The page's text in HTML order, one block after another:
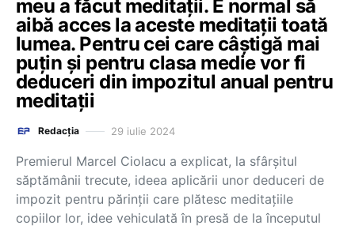
meu a făcut meditații. E normal să
aibă acces la aceste meditații toată
lumea. Pentru cei care câștigă mai
puțin și pentru clasa medie vor fi
deduceri din impozitul anual pentru
meditații
Redacția 29 iulie 2024
Premierul Marcel Ciolacu a explicat, la sfârșitul
săptămânii trecute, ideea aplicării unor deduceri de
impozit pentru părinții care plătesc meditațiile
copiilor lor, idee vehiculată în presă de la începutul